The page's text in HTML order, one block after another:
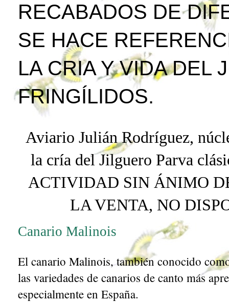
RECABADOS DE
SE HACE
LA CRIA Y VIDA DEL
FRINGÍLIDOS.
Aviario Julián Rodríguez,
la cría del Jilguero Parva
ACTIVIDAD SIN ÁNIMO
LA VENTA, NO
Canario Malinois
El canario Malinois, también conocido
las variedades de canarios de canto más
especialmente en España.